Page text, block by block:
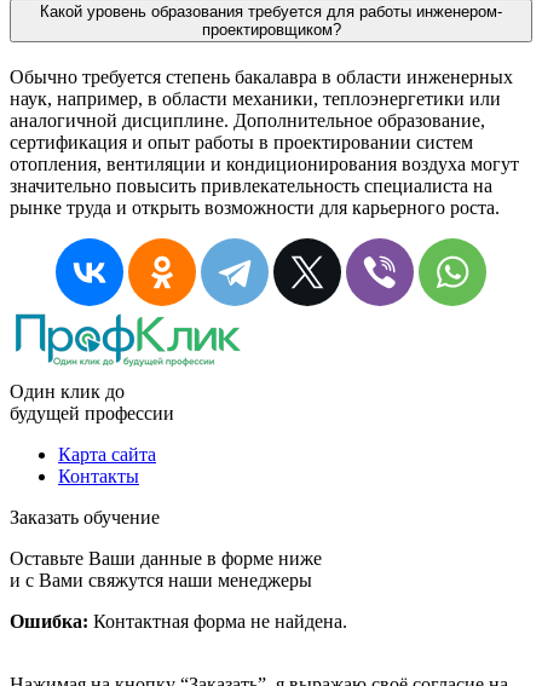
Какой уровень образования требуется для работы инженером-
проектировщиком?
Обычно требуется степень бакалавра в области инженерных
наук, например, в области механики, теплоэнергетики или
аналогичной дисциплине. Дополнительное образование,
сертификация и опыт работы в проектировании систем
отопления, вентиляции и кондиционирования воздуха могут
значительно повысить привлекательность специалиста на
рынке труда и открыть возможности для карьерного роста.
Один клик до
будущей профессии
Карта сайта
Контакты
Заказать обучение
Оставьте Ваши данные в форме ниже
и с Вами свяжутся наши менеджеры
Ошибка: Контактная форма не найдена.